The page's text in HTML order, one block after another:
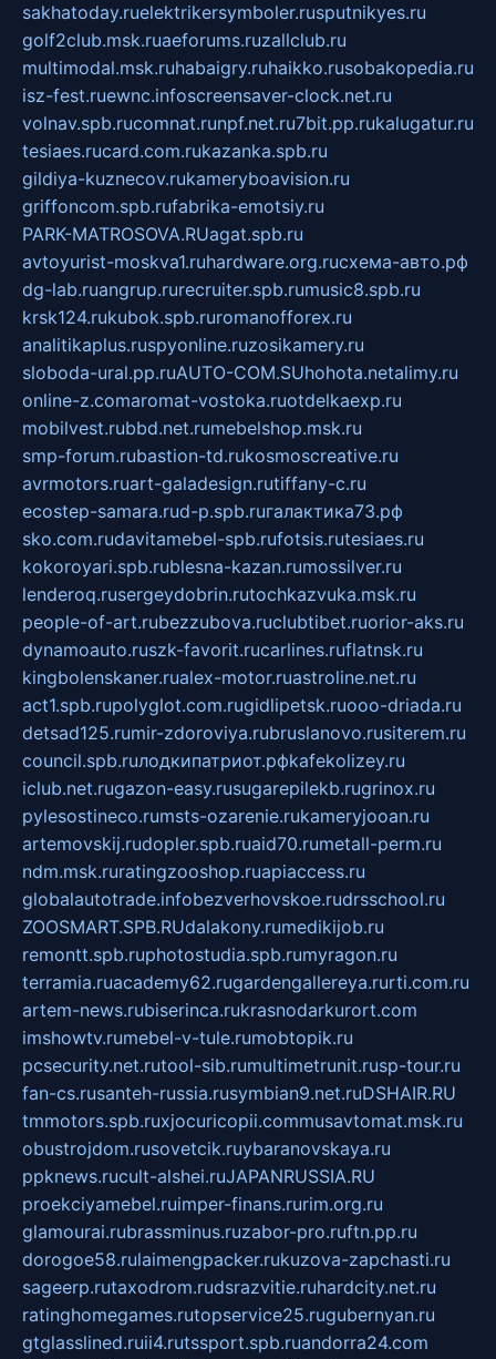
sakhatoday.ruelektrikersymboler.rusputnikyes.ru
golf2club.msk.ruaeforums.ruzallclub.ru
multimodal.msk.ruhabaigry.ruhaikko.rusobakopedia.ru
isz-fest.ruewnc.infoscreensaver-clock.net.ru
volnav.spb.rucomnat.runpf.net.ru7bit.pp.rukalugatur.ru
tesiaes.rucard.com.rukazanka.spb.ru
gildiya-kuznecov.rukameryboavision.ru
griffoncom.spb.rufabrika-emotsiy.ru
PARK-MATROSOVA.RUagat.spb.ru
avtoyurist-moskva1.ruhardware.org.ruсхема-авто.рф
dg-lab.ruangrup.rurecruiter.spb.rumusic8.spb.ru
krsk124.rukubok.spb.ruromanofforex.ru
analitikaplus.ruspyonline.ruzosikamery.ru
sloboda-ural.pp.ruAUTO-COM.SUhohota.netalimy.ru
online-z.comaromat-vostoka.ruotdelkaexp.ru
mobilvest.rubbd.net.rumebelshop.msk.ru
smp-forum.rubastion-td.rukosmoscreative.ru
avrmotors.ruart-galadesign.rutiffany-c.ru
ecostep-samara.rud-p.spb.ruгалактика73.рф
sko.com.rudavitamebel-spb.rufotsis.rutesiaes.ru
kokoroyari.spb.rublesna-kazan.rumossilver.ru
lenderoq.rusergeydobrin.rutochkazvuka.msk.ru
people-of-art.rubezzubova.ruclubtibet.ruorior-aks.ru
dynamoauto.ruszk-favorit.rucarlines.ruflatnsk.ru
kingbolenskaner.rualex-motor.ruastroline.net.ru
act1.spb.rupolyglot.com.rugidlipetsk.ruooo-driada.ru
detsad125.rumir-zdoroviya.rubruslanovo.rusiterem.ru
council.spb.ruлодкипатриот.рфkafekolizey.ru
iclub.net.rugazon-easy.rusugarepilekb.rugrinox.ru
pylesostineco.rumsts-ozarenie.rukameryjooan.ru
artemovskij.rudopler.spb.ruaid70.rumetall-perm.ru
ndm.msk.ruratingzooshop.ruapiaccess.ru
globalautotrade.infobezverhovskoe.rudrsschool.ru
ZOOSMART.SPB.RUdalakony.rumedikijob.ru
remontt.spb.ruphotostudia.spb.rumyragon.ru
terramia.ruacademy62.rugardengallereya.rurti.com.ru
artem-news.rubiserinca.rukrasnodarkurort.com
imshowtv.rumebel-v-tule.rumobtopik.ru
pcsecurity.net.rutool-sib.rumultimetrunit.rusp-tour.ru
fan-cs.rusanteh-russia.rusymbian9.net.ruDSHAIR.RU
tmmotors.spb.ruxjocuricopii.commusavtomat.msk.ru
obustrojdom.rusovetcik.ruybaranovskaya.ru
ppknews.rucult-alshei.ruJAPANRUSSIA.RU
proekciyamebel.ruimper-finans.rurim.org.ru
glamourai.rubrassminus.ruzabor-pro.ruftn.pp.ru
dorogoe58.rulaimengpacker.rukuzova-zapchasti.ru
sageerp.rutaxodrom.rudsrazvitie.ruhardcity.net.ru
ratinghomegames.rutopservice25.rugubernyan.ru
gtglasslined.ruii4.rutssport.spb.ruandorra24.com